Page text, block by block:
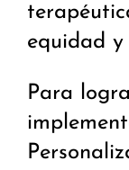
equidad y
Para